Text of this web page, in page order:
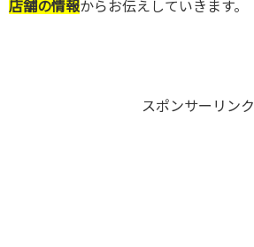
店舗の情報からお伝えしていきます。
スポンサーリンク